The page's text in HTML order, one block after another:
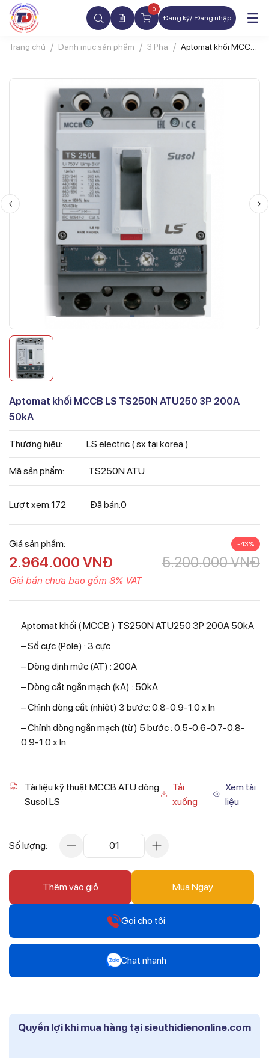
0
Đăng ký Đăng nhập
Trang chủ Danh mục sản phẩm 3 Pha
Aptomat khối MCCB
Aptomat khối MCCB LS TS250N ATU250 3P 200A
50kA
Thương hiệu: LS electric ( sx tại korea )
Mã sản phẩm: TS250N ATU
Lượt xem:172 Đã bán:0
Giá sản phẩm: -43%
5.200.000VNĐ
2.964.000 VNĐ
Giá bán chưa bao gồm 8% VAT
Aptomat khối ( MCCB ) TS250N ATU250 3P 200A 50kA
– Số cực (Pole) : 3 cực
– Dòng định mức (AT) : 200A
– Dòng cắt ngắn mạch (kA) : 50kA
– Chình dòng cắt (nhiệt) 3 bước: 0.8-0.9-1.0 x In
– Chỉnh dòng ngắn mạch (từ) 5 bước : 0.5-0.6-0.7-0.8-
0.9-1.0 x In
Tài liệu kỹ thuật MCCB ATU dòng
Susol LS
Tải
xuống
Xem tài
liệu
Số lượng: 01
Thêm vào giỏ Mua Ngay
Gọi cho tôi
0916 804 808
Chat nhanh
Mr Trâm - Điện Thái Dương
Quyền lợi khi mua hàng tại sieuthidienonline.com